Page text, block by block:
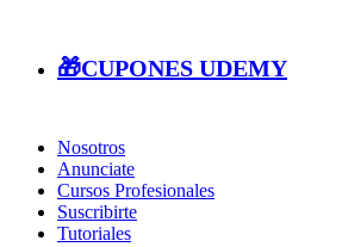
🎁CUPONES UDEMY
Nosotros
Anunciate
Cursos Profesionales
Suscribirte
Tutoriales